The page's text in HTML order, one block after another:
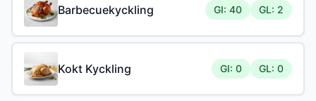
Barbecuekyckling GI: 40 GL: 2
Kokt Kyckling GI: 0 GL: 0